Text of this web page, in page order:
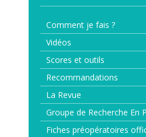
Comment je fais ?
Vidéos
Scores et outils
Recommandations
La Revue
Groupe de Recherche En
Fiches préopératoires